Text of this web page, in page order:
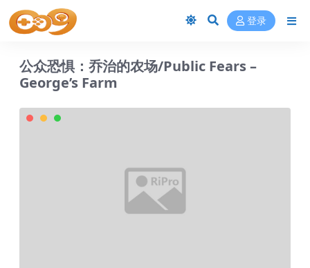
登录
公众恐惧：乔治的农场/Public Fears –
George’s Farm